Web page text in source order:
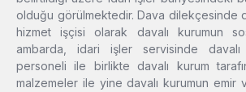
olduğu görülmektedir. Dava dilekçesinde
hizmet işçisi olarak davalı kurumun
ambarda, idari işler servisinde davalı
personeli ile birlikte davalı kurum
malzemeler ile yine davalı kurumun emir